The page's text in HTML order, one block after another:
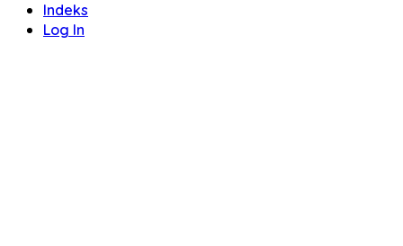
Indeks
Log In